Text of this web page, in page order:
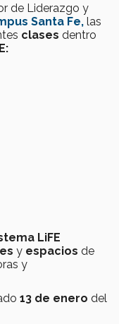
de Liderazgo y
Santa Fe, las
clases dentro
LiFE
y espacios de
y
13 de enero del